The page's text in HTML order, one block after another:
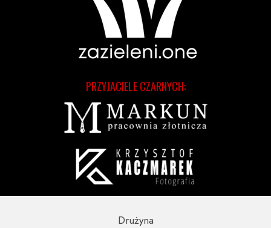
PRZYJACIELE CZARNYCH:
Drużyna